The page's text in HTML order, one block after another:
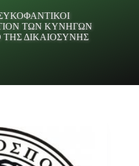
ΤΩΝ ΚΥΝΗΓΩΝ
ΔΙΚΑΙΟΣΥΝΗΣ